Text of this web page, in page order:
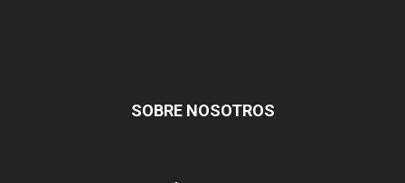
SOBRE NOSOTROS